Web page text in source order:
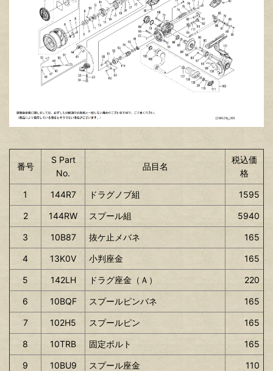
番号
S Part
No.
品目名
税込価
格
1 144R7 ドラグノブ組 1595
2 144RW スプール組 5940
3 10B87 抜ケ止メバネ 165
4 13K0V 小判座金 165
5 142LH ドラグ座金（Ａ） 220
6 10BQF スプールピンバネ 165
7 102H5 スプールピン 165
8 10TRB 固定ボルト 165
9 10BU9 スプール座金 110